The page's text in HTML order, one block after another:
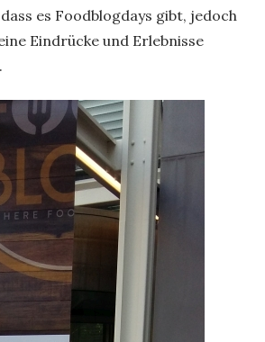
es Foodblogdays gibt, jedoch
Eindrücke und Erlebnisse